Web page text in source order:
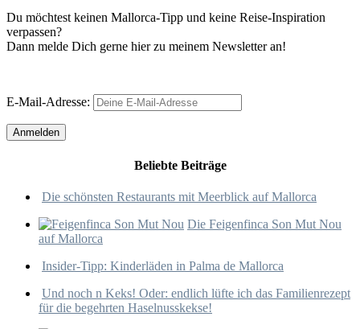
Du möchtest keinen Mallorca-Tipp und keine Reise-Inspiration
verpassen?
Dann melde Dich gerne hier zu meinem Newsletter an!
E-Mail-Adresse:
Beliebte Beiträge
Die schönsten Restaurants mit Meerblick auf Mallorca
Die Feigenfinca Son Mut Nou
auf Mallorca
Insider-Tipp: Kinderläden in Palma de Mallorca
Und noch n Keks! Oder: endlich lüfte ich das Familienrezept
für die begehrten Haselnusskekse!